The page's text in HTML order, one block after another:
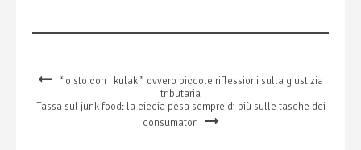
“Io sto con i kulaki” ovvero piccole riflessioni sulla giustizia
tributaria
Tassa sul junk food: la ciccia pesa sempre di più sulle tasche dei
consumatori